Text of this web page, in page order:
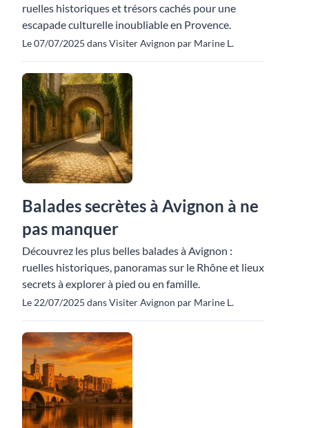
ruelles historiques et trésors cachés pour une
escapade culturelle inoubliable en Provence.
Le 07/07/2025 dans Visiter Avignon par Marine L.
Balades secrètes à Avignon à ne
pas manquer
Découvrez les plus belles balades à Avignon :
ruelles historiques, panoramas sur le Rhône et lieux
secrets à explorer à pied ou en famille.
Le 22/07/2025 dans Visiter Avignon par Marine L.